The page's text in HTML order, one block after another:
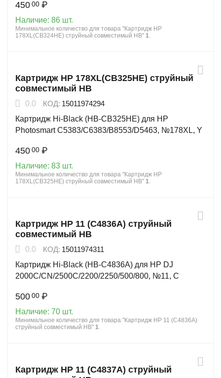
450 00 ₽
Наличие: 86 шт.
Минимальное количество для товара "Картридж HP
178XL(CB324HE) струйный совместимый HB" 1.
Картридж HP 178XL(CB325HE) струйный
совместимый HB
0.0 КОД: 15011974294
Картридж Hi-Black (HB-CB325HE) для HP
Photosmart C5383/C6383/B8553/D5463, №178XL, Y
450 00 ₽
Наличие: 83 шт.
Минимальное количество для товара "Картридж HP
178XL(CB325HE) струйный совместимый HB" 1.
Картридж HP 11 (C4836A) струйный
совместимый HB
0.0 КОД: 15011974311
Картридж Hi-Black (HB-C4836A) для HP DJ
2000C/CN/2500C/2200/2250/500/800, №11, C
500 00 ₽
Наличие: 70 шт.
Минимальное количество для товара "Картридж HP 11 (C4836A)
струйный совместимый HB" 1.
Картридж HP 11 (C4837A) струйный